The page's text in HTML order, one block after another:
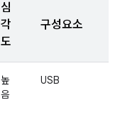
심
각
도
구성요소
높
음
USB